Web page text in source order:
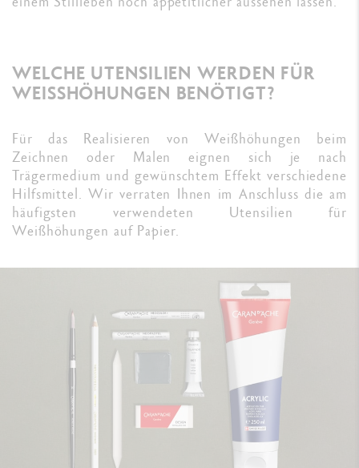
WELCHE UTENSILIEN WERDEN FÜR
WEISSHÖHUNGEN BENÖTIGT?
Für das Realisieren von Weißhöhungen beim
Zeichnen oder Malen eignen sich je nach
Trägermedium und gewünschtem Effekt verschiedene
Hilfsmittel. Wir verraten Ihnen im Anschluss die am
häufigsten verwendeten Utensilien für
Weißhöhungen auf Papier.